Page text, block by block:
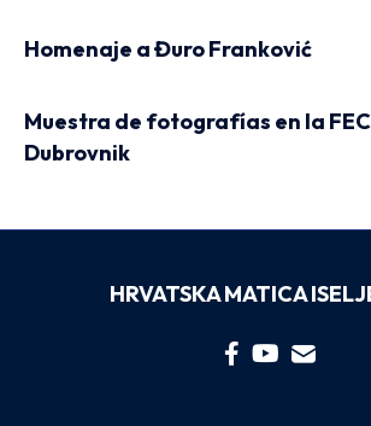
Homenaje a Đuro Franković
Muestra de fotografías en la FEC
Dubrovnik
HRVATSKA MATICA